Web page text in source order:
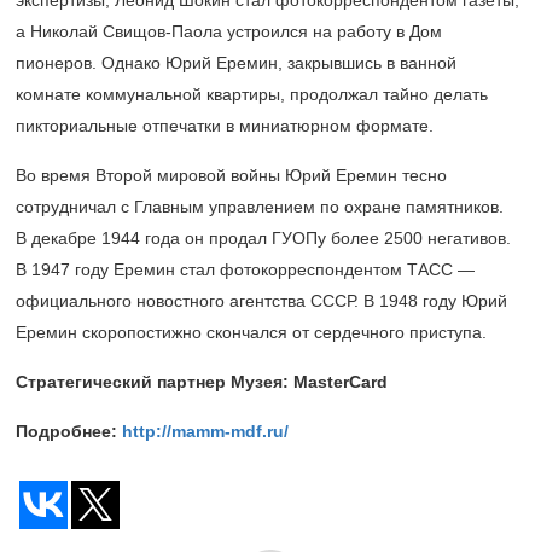
а Николай Свищов-Паола устроился на работу в Дом
пионеров. Однако Юрий Еремин, закрывшись в ванной
комнате коммунальной квартиры, продолжал тайно делать
пикториальные отпечатки в миниатюрном формате.
Во время Второй мировой войны Юрий Еремин тесно
сотрудничал с Главным управлением по охране памятников.
В декабре 1944 года он продал ГУОПу более 2500 негативов.
В 1947 году Еремин стал фотокорреспондентом ТАСС —
официального новостного агентства СССР. В 1948 году Юрий
Еремин скоропостижно скончался от сердечного приступа.
Стратегический партнер Музея: MasterCard
Подробнее: http://mamm-mdf.ru/